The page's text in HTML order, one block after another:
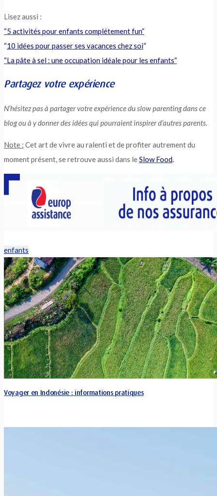
Lisez aussi :
“5 activités pour enfants complétement fun”
“10 idées pour passer ses vacances chez soi“
“La pâte à sel : une occupation idéale pour les enfants”
Partagez votre expérience
N’hésitez pas à partager votre expérience du slow parenting dans ce
blog ou à y donner des idées qui pourraient inspirer d’autres parents.
Note : Cet art de vivre au ralenti et de profiter autrement du
moment présent, se retrouve aussi dans leSlow Food.
enfants
Voyager en Indonésie : informations pratiques